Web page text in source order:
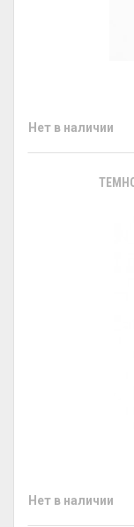
Нет в наличии
Нет в наличии